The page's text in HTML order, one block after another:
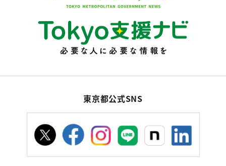
東京都公式SNS